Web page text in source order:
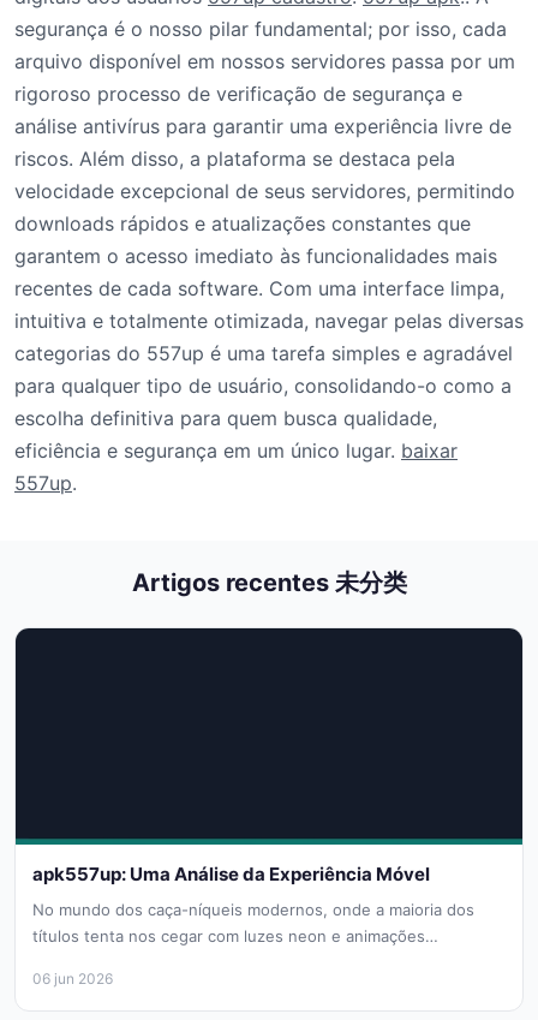
segurança é o nosso pilar fundamental; por isso, cada
arquivo disponível em nossos servidores passa por um
rigoroso processo de verificação de segurança e
análise antivírus para garantir uma experiência livre de
riscos. Além disso, a plataforma se destaca pela
velocidade excepcional de seus servidores, permitindo
downloads rápidos e atualizações constantes que
garantem o acesso imediato às funcionalidades mais
recentes de cada software. Com uma interface limpa,
intuitiva e totalmente otimizada, navegar pelas diversas
categorias do 557up é uma tarefa simples e agradável
para qualquer tipo de usuário, consolidando-o como a
escolha definitiva para quem busca qualidade,
eficiência e segurança em um único lugar. baixar
557up.
Artigos recentes 未分类
apk557up: Uma Análise da Experiência Móvel
No mundo dos caça-níqueis modernos, onde a maioria dos
títulos tenta nos cegar com luzes neon e animações
06 jun 2026